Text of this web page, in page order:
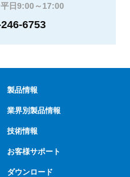
日9:00～17:00
6753
製品情報
業界別製品情報
技術情報
お客様サポート
ダウンロード